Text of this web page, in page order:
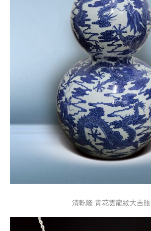
清乾隆 青花雲龍紋大吉瓶